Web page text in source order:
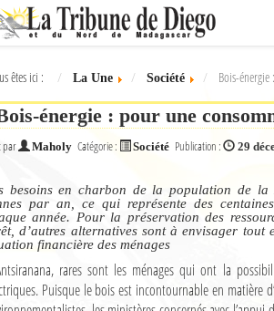
Ok
êtes ici : La Une Société Bois-
énergie : pour une
par Maholy Catégorie : Société Publication : 29
besoins en charbon de la population de
par an, ce qui représente des
année. Pour la préservation des
d’autres alternatives sont à envisager
financière des ménages
rares sont les ménages qui ont la
Puisque le bois est incontournable en matière